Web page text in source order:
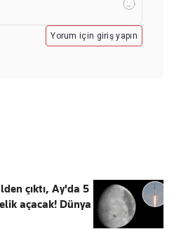
Yorum için giriş yapın
çıktı, Ay'da 5
açacak! Dünya